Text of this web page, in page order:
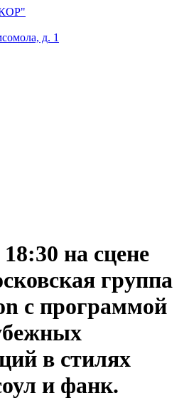
д. 1
на сцене
группа
с программой
в стилях
и фанк.